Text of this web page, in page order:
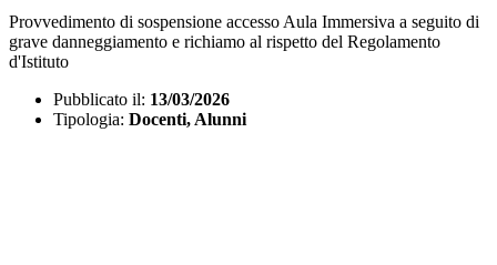
Provvedimento di sospensione accesso Aula Immersiva a seguito di
grave danneggiamento e richiamo al rispetto del Regolamento
d'Istituto
Pubblicato il: 13/03/2026
Tipologia: Docenti, Alunni